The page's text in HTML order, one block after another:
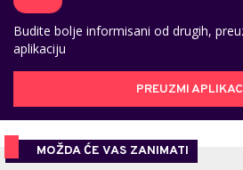
Budite bolje informisani od drugih,
aplikaciju
PREUZMI
MOŽDA ĆE VAS ZANIMATI